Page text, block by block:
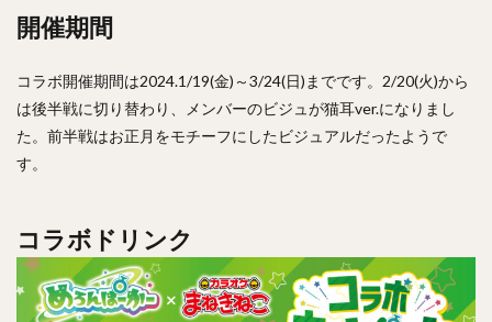
開催期間
コラボ開催期間は2024.1/19(金)～3/24(日)までです。2/20(火)から
は後半戦に切り替わり、メンバーのビジュが猫耳ver.になりまし
た。前半戦はお正月をモチーフにしたビジュアルだったようで
す。
コラボドリンク